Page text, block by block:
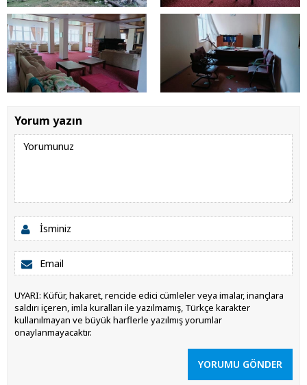
Yorum yazın
UYARI: Küfür, hakaret, rencide edici cümleler veya imalar, inançlara
saldırı içeren, imla kuralları ile yazılmamış, Türkçe karakter
kullanılmayan ve büyük harflerle yazılmış yorumlar
onaylanmayacaktır.
YORUMU GÖNDER